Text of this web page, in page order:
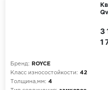
Бренд:
ROYCE
Класс износостойкости: 42
Толщина,мм: 4
1
3